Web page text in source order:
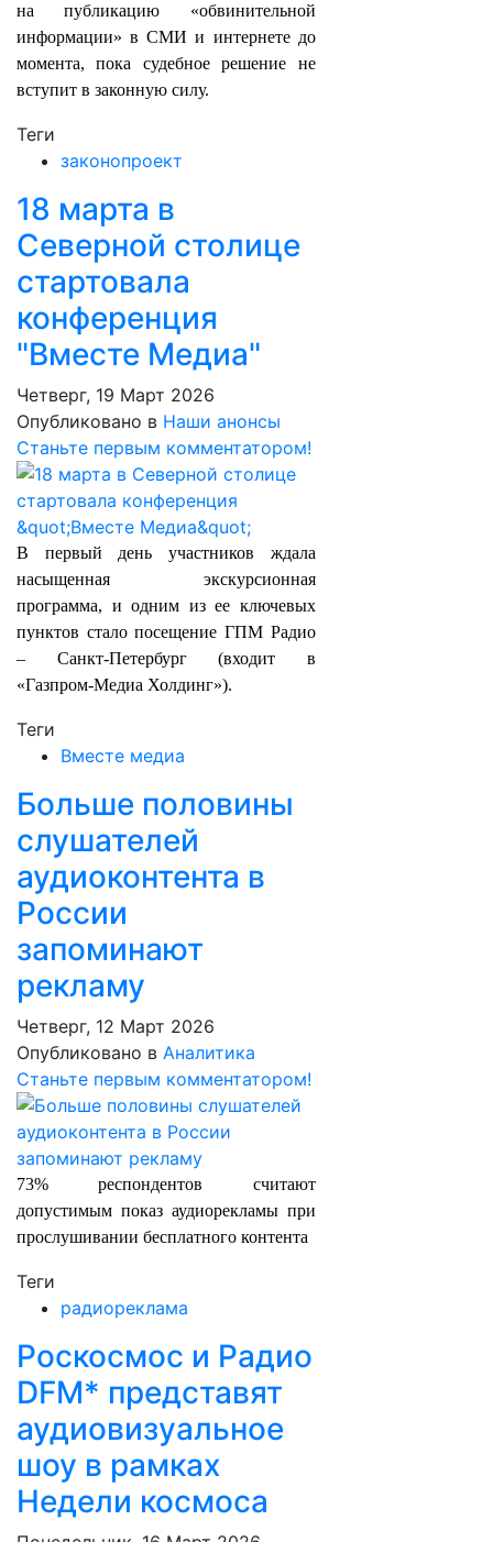
на публикацию «обвинительной
информации» в СМИ и интернете до
момента, пока судебное решение не
вступит в законную силу.
Теги
законопроект
18 марта в
Северной столице
стартовала
конференция
"Вместе Медиа"
Четверг, 19 Март 2026
Опубликовано в Наши анонсы
Станьте первым комментатором!
В первый день участников ждала
насыщенная экскурсионная
программа, и одним из ее ключевых
пунктов стало посещение ГПМ Радио
– Санкт‑Петербург (входит в
«Газпром-Медиа Холдинг»).
Теги
Вместе медиа
Больше половины
слушателей
аудиоконтента в
России
запоминают
рекламу
Четверг, 12 Март 2026
Опубликовано в Аналитика
Станьте первым комментатором!
73% респондентов считают
допустимым показ аудиорекламы при
прослушивании бесплатного контента
Теги
радиореклама
Роскосмос и Радио
DFM* представят
аудиовизуальное
шоу в рамках
Недели космоса